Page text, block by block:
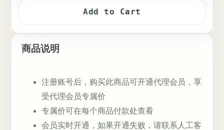
商品说明
注册账号后，购买此商品可开通代理会员，享
受代理会员专属价
专属价可在每个商品付款处查看
会员实时开通，如果开通失败，请联系人工客
Add to Cart